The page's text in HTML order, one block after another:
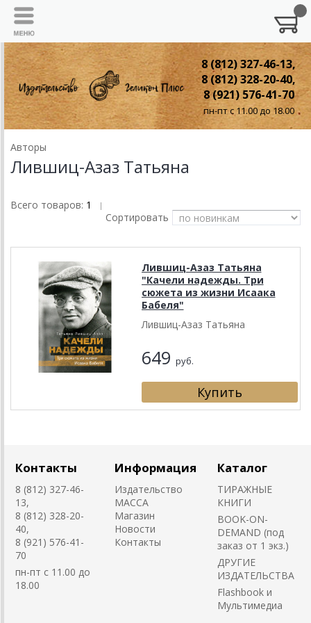
8 (812) 327-46-13,
8 (812) 328-20-40,
8 (921) 576-41-70
пн-пт с 11.00 до 18.00
Авторы
Лившиц-Азаз Татьяна
Всего товаров: 1 |
Сортировать
Лившиц-Азаз Татьяна
"Качели надежды. Три
сюжета из жизни Исаака
Бабеля"
Лившиц-Азаз Татьяна
649 руб.
Контакты
8 (812) 327-46-
13,
8 (812) 328-20-
40,
8 (921) 576-41-
70
пн-пт с 11.00 до
18.00
Информация
Издательство
MACCA
Магазин
Новости
Контакты
Каталог
ТИРАЖНЫЕ
КНИГИ
BOOK-ON-
DEMAND (под
заказ от 1 экз.)
ДРУГИЕ
ИЗДАТЕЛЬСТВА
Flashbook и
Мультимедиа